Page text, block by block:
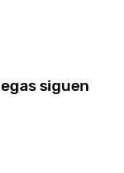
siguen